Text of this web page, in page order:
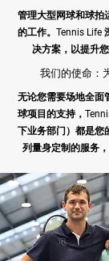
管理大型网球和球拍
的工作。Tennis Life
决方案，以提升
我们的使命：
无论您需要场地全面
球项目的支持，
下业务部门）都是您
列量身定制的服务